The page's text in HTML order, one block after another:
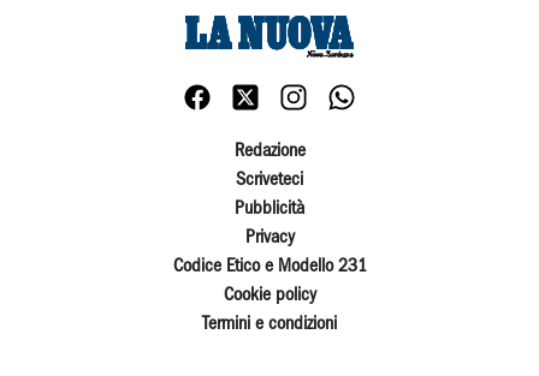
Redazione
Scriveteci
Pubblicità
Privacy
Codice Etico e Modello 231
Cookie policy
Termini e condizioni